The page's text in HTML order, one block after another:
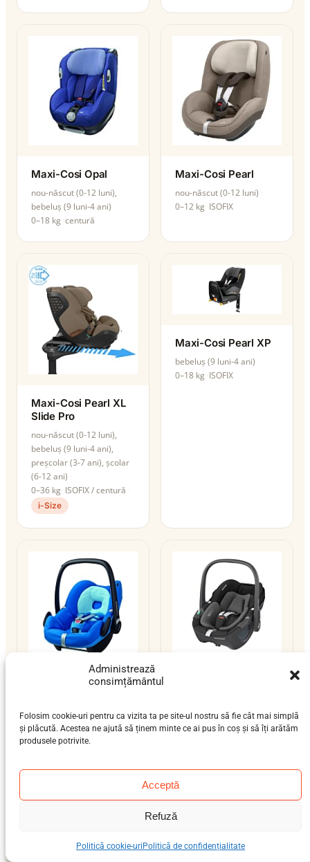
Administrează
consimțământul
Folosim cookie-uri pentru ca vizita ta pe site-ul nostru să fie cât mai simplă
și plăcută. Acestea ne ajută să ținem minte ce ai pus în coș și să îți arătăm
produsele potrivite.
Acceptă
Refuză
Politică cookie-uri Politică de confidențialitate
Maxi-Cosi Opal
nou-născut (0-12 luni),
bebeluș (9 luni-4 ani)
0–18 kg centură
Maxi-Cosi Pearl
nou-născut (0-12 luni)
0–12 kg ISOFIX
Maxi-Cosi Pearl XL
Slide Pro
nou-născut (0-12 luni),
bebeluș (9 luni-4 ani),
preșcolar (3-7 ani), școlar
(6-12 ani)
0–36 kg ISOFIX / centură
i-Size
Maxi-Cosi Pearl XP
bebeluș (9 luni-4 ani)
0–18 kg ISOFIX
0–13 kg ISOFIX / centură
nou-născut (0-12 luni)
0–13 kg ISOFIX / centură